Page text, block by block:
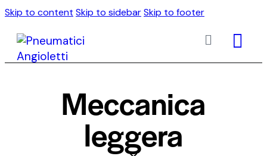
Skip to content Skip to sidebarSkip to footer
Meccanica
leggera